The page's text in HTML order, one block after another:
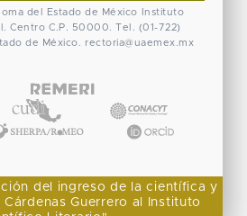
del Estado de México
Instituto
Centro C.P. 50000. Tel. (01-722)
de México. rectoria@uaemex.mx
del ingreso de la científica y
Guerrero al Instituto